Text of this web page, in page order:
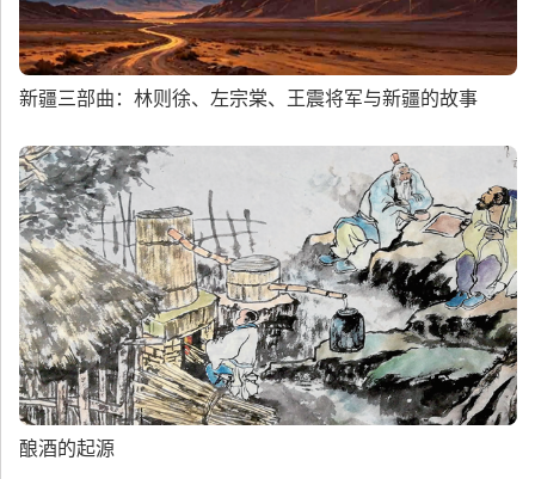
新疆三部曲：林则徐、左宗棠、王震将军与新疆的故事
酿酒的起源